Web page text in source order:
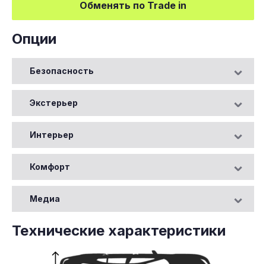
Обменять по Trade in
Опции
Безопасность
Экстерьер
Интерьер
Комфорт
Медиа
Технические характеристики